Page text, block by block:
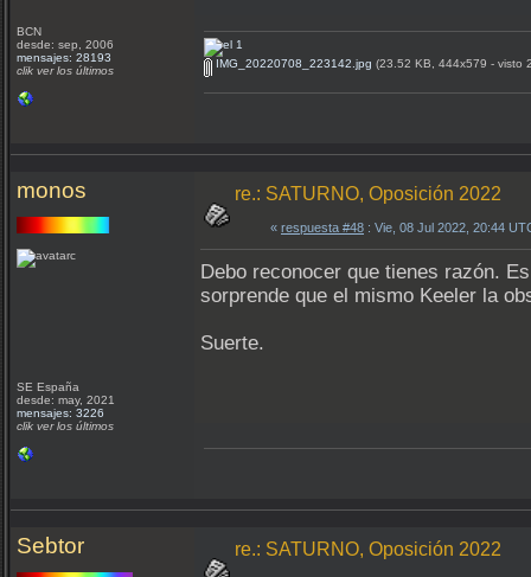
BCN
desde: sep, 2006
mensajes: 28193
clik ver los últimos
IMG_20220708_223142.jpg (23.52 KB, 444x579 - visto
monos
SE España
desde: may, 2021
mensajes: 3226
clik ver los últimos
re.: SATURNO, Oposición 2022
« respuesta #48 : Vie, 08 Jul 2022, 20:44
Debo reconocer que tienes razón.
sorprende que el mismo Keeler la
Suerte.
Sebtor re.: SATURNO, Oposición 2022